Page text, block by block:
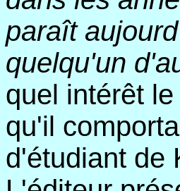
paraît
quelqu'un
quel intérêt
qu'il
d'étudiant de